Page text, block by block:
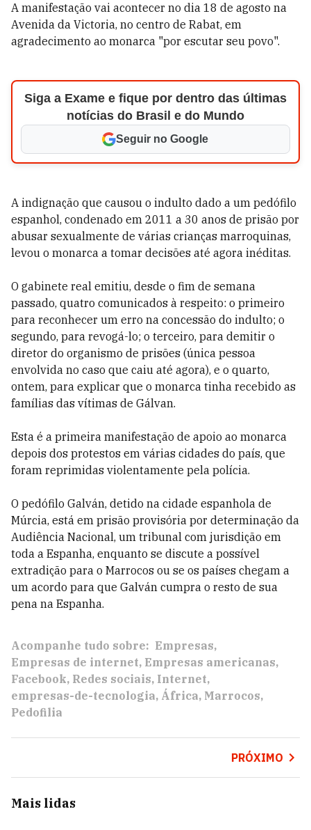
A manifestação vai acontecer no dia 18 de agosto na
Avenida da Victoria, no centro de Rabat, em
agradecimento ao monarca "por escutar seu povo".
Siga a Exame e fique por dentro das últimas
notícias do Brasil e do Mundo
Seguir no Google
A indignação que causou o indulto dado a um pedófilo
espanhol, condenado em 2011 a 30 anos de prisão por
abusar sexualmente de várias crianças marroquinas,
levou o monarca a tomar decisões até agora inéditas.
O gabinete real emitiu, desde o fim de semana
passado, quatro comunicados à respeito: o primeiro
para reconhecer um erro na concessão do indulto; o
segundo, para revogá-lo; o terceiro, para demitir o
diretor do organismo de prisões (única pessoa
envolvida no caso que caiu até agora), e o quarto,
ontem, para explicar que o monarca tinha recebido as
famílias das vítimas de Gálvan.
Esta é a primeira manifestação de apoio ao monarca
depois dos protestos em várias cidades do país, que
foram reprimidas violentamente pela polícia.
O pedófilo Galván, detido na cidade espanhola de
Múrcia, está em prisão provisória por determinação da
Audiência Nacional, um tribunal com jurisdição em
toda a Espanha, enquanto se discute a possível
extradição para o Marrocos ou se os países chegam a
um acordo para que Galván cumpra o resto de sua
pena na Espanha.
Acompanhe tudo sobre: Empresas
Empresas de internet Empresas americanas
Facebook Redes sociais Internet
empresas-de-tecnologia África Marrocos
Pedofilia
PRÓXIMO
Mais lidas